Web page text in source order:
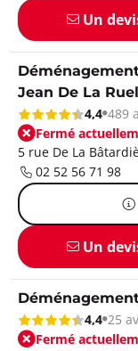
Un
Jean De La
4,4 489
Fermé
5 rue De La
02 52 56 71 98
Un
4,4 25
Fermé